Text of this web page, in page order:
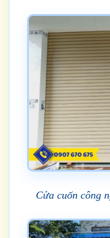
Cửa cuốn công